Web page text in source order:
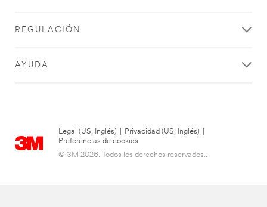
REGULACIÓN
AYUDA
Legal (US, Inglés) Privacidad (US, Inglés)
Preferencias de cookies
© 3M 2026. Todos los derechos reservados..